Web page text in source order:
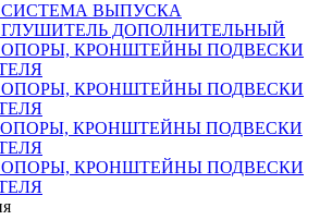
СИСТЕМА ВЫПУСКА
ГЛУШИТЕЛЬ ДОПОЛНИТЕЛЬНЫЙ
ОПОРЫ, КРОНШТЕЙНЫ ПОДВЕСКИ
ОПОРЫ, КРОНШТЕЙНЫ ПОДВЕСКИ
ОПОРЫ, КРОНШТЕЙНЫ ПОДВЕСКИ
ОПОРЫ, КРОНШТЕЙНЫ ПОДВЕСКИ